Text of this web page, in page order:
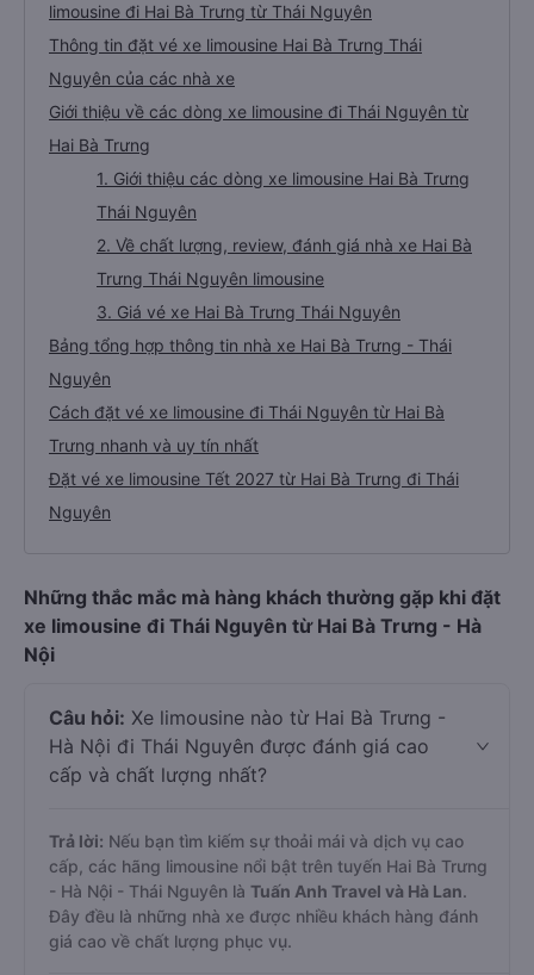
limousine đi Hai Bà Trưng từ Thái Nguyên
Thông tin đặt vé xe limousine Hai Bà Trưng Thái
Nguyên của các nhà xe
Giới thiệu về các dòng xe limousine đi Thái Nguyên từ
Hai Bà Trưng
1. Giới thiệu các dòng xe limousine Hai Bà Trưng
Thái Nguyên
2. Về chất lượng, review, đánh giá nhà xe Hai Bà
Trưng Thái Nguyên limousine
3. Giá vé xe Hai Bà Trưng Thái Nguyên
Bảng tổng hợp thông tin nhà xe Hai Bà Trưng - Thái
Nguyên
Cách đặt vé xe limousine đi Thái Nguyên từ Hai Bà
Trưng nhanh và uy tín nhất
Đặt vé xe limousine Tết 2027 từ Hai Bà Trưng đi Thái
Nguyên
Những thắc mắc mà hàng khách thường gặp khi đặt
xe limousine đi Thái Nguyên từ Hai Bà Trưng - Hà
Nội
Câu hỏi: Xe limousine nào từ Hai Bà Trưng -
Hà Nội đi Thái Nguyên được đánh giá cao
cấp và chất lượng nhất?
Trả lời: Nếu bạn tìm kiếm sự thoải mái và dịch vụ cao
cấp, các hãng limousine nổi bật trên tuyến Hai Bà Trưng
- Hà Nội - Thái Nguyên là Tuấn Anh Travel và Hà Lan.
Đây đều là những nhà xe được nhiều khách hàng đánh
giá cao về chất lượng phục vụ.